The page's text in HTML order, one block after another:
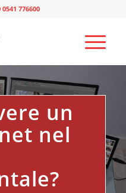
776600
un
nel